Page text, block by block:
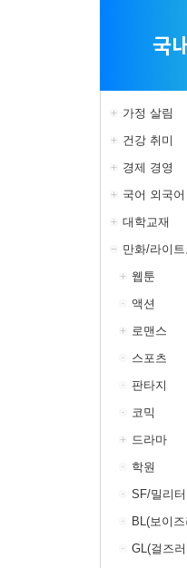
국
가정 살림
건강 취미
경제 경영
국어 외국어
대학교재
만화/라이트
웹툰
액션
로맨스
스포츠
판타지
코믹
드라마
학원
SF/밀리터
BL(보이
GL(걸즈